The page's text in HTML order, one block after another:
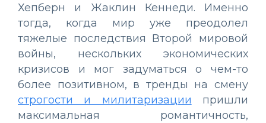
Хепберн и Жаклин Кеннеди. Именно
тогда, когда мир уже преодолел
тяжелые последствия Второй мировой
войны, нескольких экономических
кризисов и мог задуматься о чем-то
более позитивном, в тренды на смену
строгости и милитаризации пришли
максимальная романтичность,